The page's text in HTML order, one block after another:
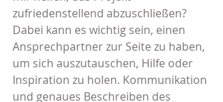
zufriedenstellend abzuschließen?
Dabei kann es wichtig sein, einen
Ansprechpartner zur Seite zu haben,
um sich auszutauschen, Hilfe oder
Inspiration zu holen. Kommunikation
und genaues Beschreiben des